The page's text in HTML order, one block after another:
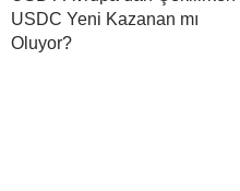
USDC Yeni Kazanan mı
Oluyor?